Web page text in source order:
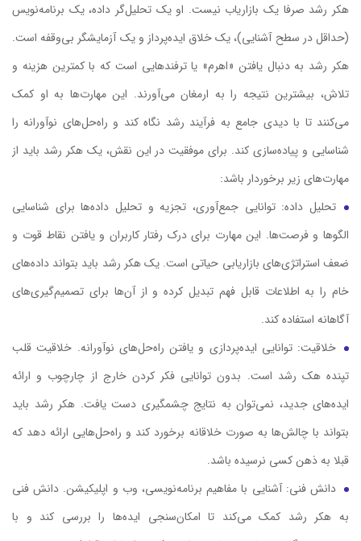
هکر رشد صرفا یک بازاریاب نیست. او یک تحلیل‌گر داده، یک برنامه‌نویس
(حداقل در سطح آشنایی)، یک خلاق ایده‌پرداز و یک آزمایشگر بی‌وقفه است.
هکر رشد به دنبال یافتن «اهرم» یا ترفندهایی است که با کمترین هزینه و
تلاش، بیشترین نتیجه را به ارمغان می‌آورند. این مهارت‌ها به او کمک
می‌کنند تا با دیدی جامع به فرآیند رشد نگاه کند و راه‌حل‌های نوآورانه را
شناسایی و پیاده‌سازی کند. برای موفقیت در این نقش، یک هکر رشد باید از
مهارت‌های زیر برخوردار باشد:
تحلیل داده: توانایی جمع‌آوری، تجزیه و تحلیل داده‌ها برای شناسایی
الگوها و فرصت‌ها. این مهارت برای درک رفتار کاربران و یافتن نقاط قوت و
ضعف استراتژی‌های بازاریابی حیاتی است. یک هکر رشد باید بتواند داده‌های
خام را به اطلاعات قابل فهم تبدیل کرده و از آن‌ها برای تصمیم‌گیری‌های
آگاهانه استفاده کند.
خلاقیت: توانایی ایده‌پردازی و یافتن راه‌حل‌های نوآورانه. خلاقیت قلب
تپنده هک رشد است. بدون توانایی فکر کردن خارج از چارچوب و ارائه
ایده‌های جدید، نمی‌توان به نتایج چشمگیری دست یافت. هکر رشد باید
بتواند با چالش‌ها به صورت خلاقانه برخورد کند و راه‌حل‌هایی ارائه دهد که
قبلا به ذهن کسی نرسیده باشد.
دانش فنی: آشنایی با مفاهیم برنامه‌نویسی، وب و اپلیکیشن. دانش فنی
به هکر رشد کمک می‌کند تا امکان‌سنجی ایده‌ها را بررسی کند و با